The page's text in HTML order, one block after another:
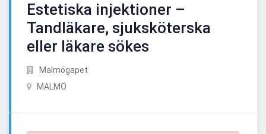
Estetiska injektioner –
Tandläkare, sjuksköterska
eller läkare sökes
Malmögapet
MALMÖ